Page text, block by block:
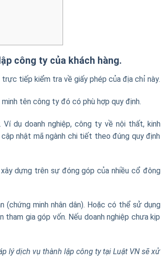
công ty của khách hàng.
tiếp kiểm tra về giấy phép của địa chỉ này.
tên công ty đó có phù hợp quy định.
dụ doanh nghiệp, công ty về nội thất, kinh
nhật mã ngành chi tiết theo đúng quy định
dựng trên sự đóng góp của nhiều cổ đông
minh nhân dân). Hoặc có thể sử dụng
gia góp vốn. Nếu doanh nghiệp chưa kịp
lý dịch vụ thành lập công ty tại Luật VN sẽ xử